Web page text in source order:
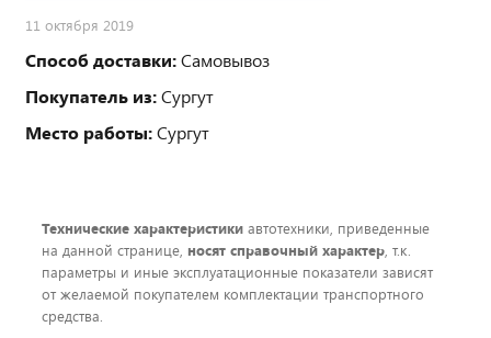
11 октября 2019
Способ доставки:Самовывоз
Покупатель из:Сургут
Место работы:Сургут
Технические характеристики автотехники, приведенные
на данной странице, носят справочный характер, т.к.
параметры и иные эксплуатационные показатели зависят
от желаемой покупателем комплектации транспортного
средства.